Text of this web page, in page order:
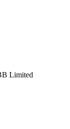
Limited